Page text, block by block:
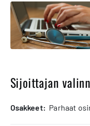
Sijoittajan
osakkeet: Parhaat